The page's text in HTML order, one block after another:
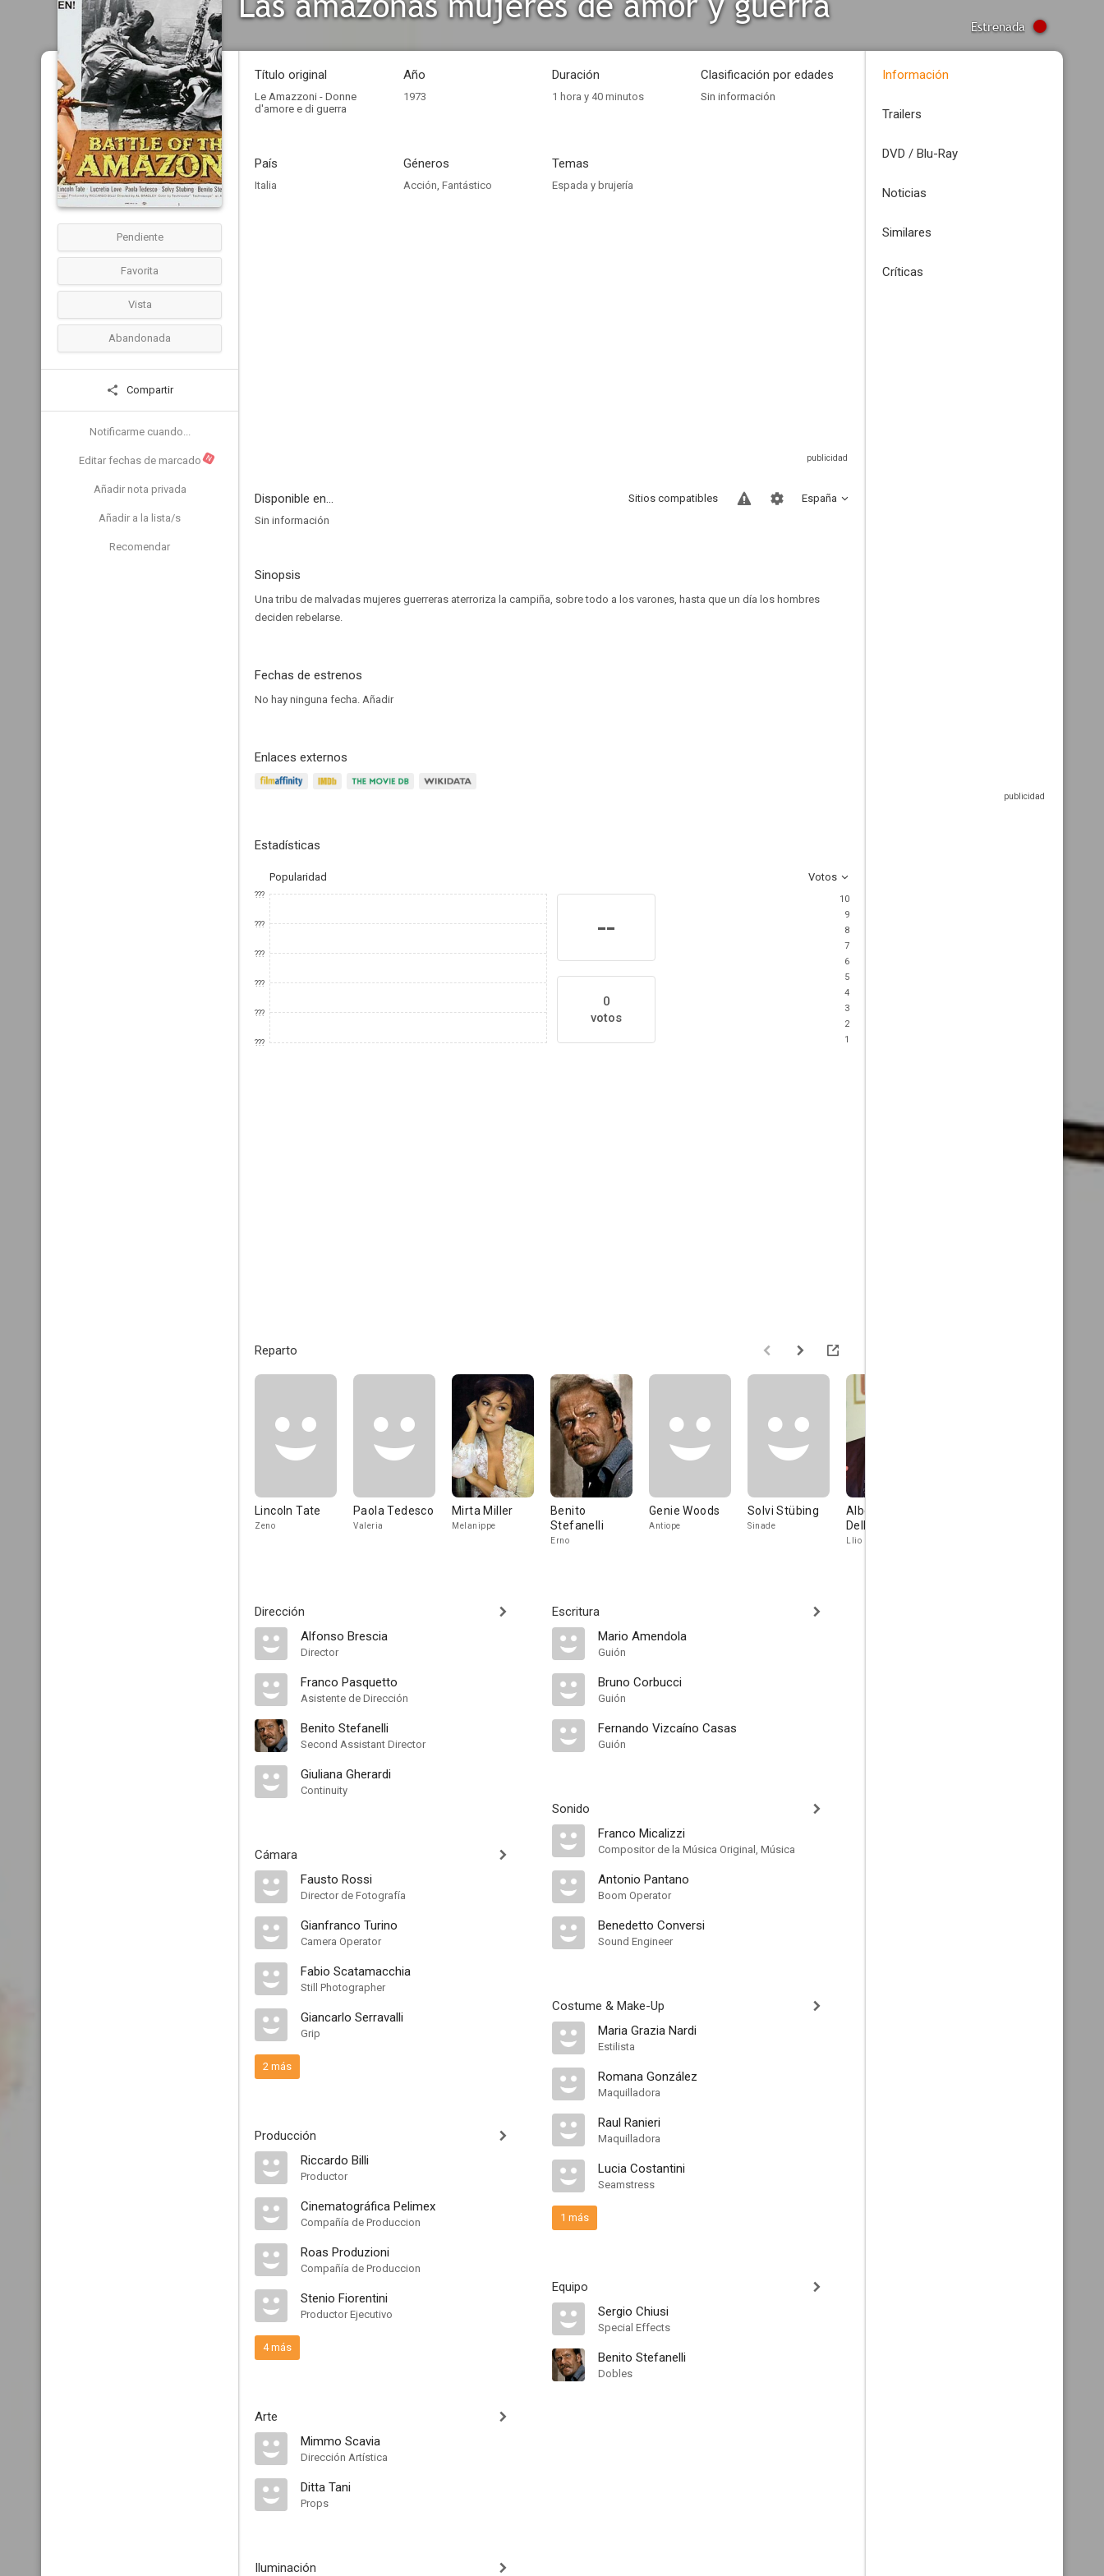
Estrenada
Pendiente
Favorita
Vista
Abandonada
Compartir
Notificarme cuando...
Editar fechas de marcado N
Añadir nota privada
Añadir a la lista/s
Recomendar
Título original
Le Amazzoni - Donne
d'amore e di guerra
Año
1973
Duración
1 hora y 40 minutos
Clasificación por edades
Sin información
País
Italia
Géneros
Acción, Fantástico
Temas
Espada y brujería
Disponible en... España
Sitios compatibles
Sin información
Sinopsis
Una tribu de malvadas mujeres guerreras aterroriza la campiña, sobre todo a los varones, hasta que un día los hombres
deciden rebelarse.
Fechas de estrenos
No hay ninguna fecha. Añadir
Enlaces externos
Estadísticas
Popularidad Votos
???
???
???
???
???
???
--
0
votos
10
9
8
7
6
5
4
3
2
1
Reparto
Lincoln Tate
Zeno
Paola Tedesco
Valeria
Mirta Miller
Melanippe
Benito
Stefanelli
Erno
Genie Woods
Antiope
Solvi Stübing
Sinade
Alberto
Dell'Acqua
Llio
Dirección
Alfonso Brescia
Director
Franco Pasquetto
Asistente de Dirección
Benito Stefanelli
Second Assistant Director
Giuliana Gherardi
Continuity
Cámara
Fausto Rossi
Director de Fotografía
Gianfranco Turino
Camera Operator
Fabio Scatamacchia
Still Photographer
Giancarlo Serravalli
Grip
2 más
Producción
Riccardo Billi
Productor
Cinematográfica Pelimex
Compañía de Produccion
Roas Produzioni
Compañía de Produccion
Stenio Fiorentini
Productor Ejecutivo
4 más
Arte
Mimmo Scavia
Dirección Artística
Ditta Tani
Props
Iluminación
Escritura
Mario Amendola
Guión
Bruno Corbucci
Guión
Fernando Vizcaíno Casas
Guión
Sonido
Franco Micalizzi
Compositor de la Música Original, Música
Antonio Pantano
Boom Operator
Benedetto Conversi
Sound Engineer
Costume & Make-Up
Maria Grazia Nardi
Estilista
Romana González
Maquilladora
Raul Ranieri
Maquilladora
Lucia Costantini
Seamstress
1 más
Equipo
Sergio Chiusi
Special Effects
Benito Stefanelli
Dobles
Información
Trailers
DVD / Blu-Ray
Noticias
Similares
Críticas